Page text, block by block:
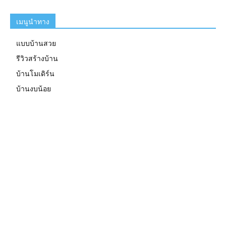
เมนูนำทาง
แบบบ้านสวย
รีวิวสร้างบ้าน
บ้านโมเดิร์น
บ้านงบน้อย